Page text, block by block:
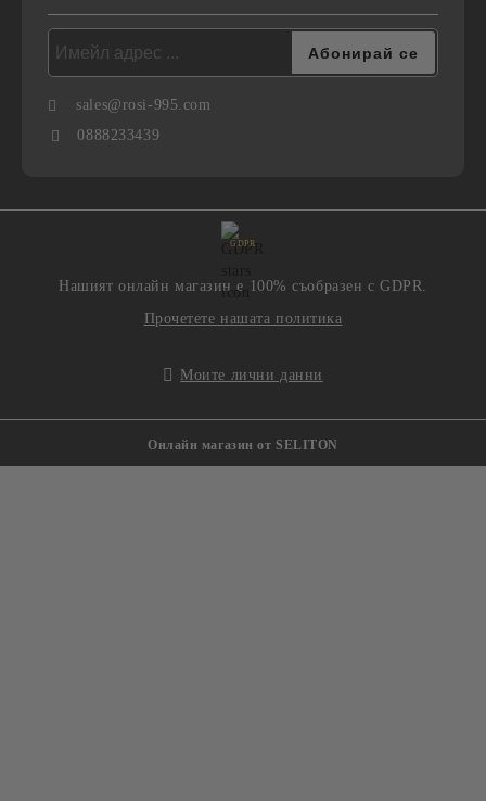
sales@rosi-995.com
0888233439
GDPR
Нашият онлайн магазин е 100% съобразен с GDPR.
Прочетете нашата политика
Моите лични данни
Онлайн магазин от SELITON